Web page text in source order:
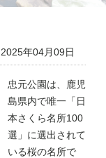
2025年04月09日
忠元公園は、鹿児
島県内で唯一「日
本さくら名所100
選」に選出されて
いる桜の名所で